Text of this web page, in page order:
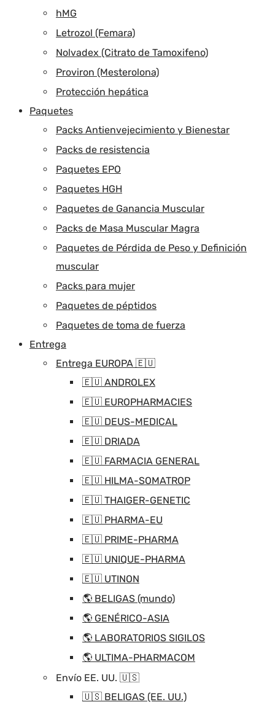
hMG
Letrozol (Femara)
Nolvadex (Citrato de Tamoxifeno)
Proviron (Mesterolona)
Protección hepática
Paquetes
Packs Antienvejecimiento y Bienestar
Packs de resistencia
Paquetes EPO
Paquetes HGH
Paquetes de Ganancia Muscular
Packs de Masa Muscular Magra
Paquetes de Pérdida de Peso y Definición
muscular
Packs para mujer
Paquetes de péptidos
Paquetes de toma de fuerza
Entrega
Entrega EUROPA 🇪🇺
🇪🇺 ANDROLEX
🇪🇺 EUROPHARMACIES
🇪🇺 DEUS-MEDICAL
🇪🇺 DRIADA
🇪🇺 FARMACIA GENERAL
🇪🇺 HILMA-SOMATROP
🇪🇺 THAIGER-GENETIC
🇪🇺 PHARMA-EU
🇪🇺 PRIME-PHARMA
🇪🇺 UNIQUE-PHARMA
🇪🇺 UTINON
🌎 BELIGAS (mundo)
🌎 GENÉRICO-ASIA
🌎 LABORATORIOS SIGILOS
🌎 ULTIMA-PHARMACOM
Envío EE. UU. 🇺🇸
🇺🇸 BELIGAS (EE. UU.)